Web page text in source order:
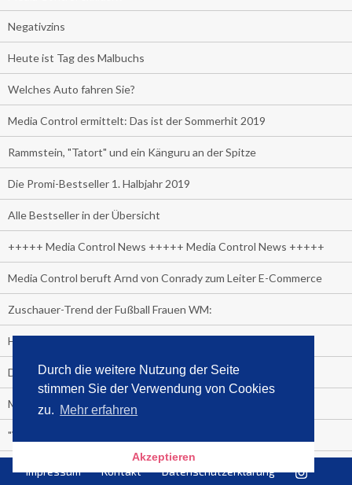
Durch die weitere Nutzung der Seite
stimmen Sie der Verwendung von Cookies
zu. Mehr erfahren
Akzeptieren
Negativzins
Heute ist Tag des Malbuchs
Welches Auto fahren Sie?
Media Control ermittelt: Das ist der Sommerhit 2019
Rammstein, "Tatort" und ein Känguru an der Spitze
Die Promi-Bestseller 1. Halbjahr 2019
Alle Bestseller in der Übersicht
+++++ Media Control News +++++ Media Control News +++++
Media Control beruft Arnd von Conrady zum Leiter E-Commerce
Zuschauer-Trend der Fußball Frauen WM:
Heute wäre sie 90 Jahre alt geworden.
Das beliebteste Tatort-Duo ist?
Media Control: Friday-Greta
"Viva la Vagina!" oder "Kamasutra Workout":
Senna Gammour erhält Spitzenfeder für meistverkauftes Buch
Impressum Kontakt Datenschutzerklärung